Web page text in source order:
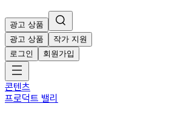
광고 상품
광고 상품
작가 지원
로그인
회원가입
콘텐츠
프로덕트 밸리